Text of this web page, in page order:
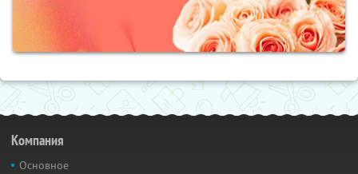
Компания
Основное